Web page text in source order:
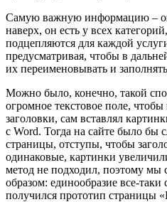
Самую важную информацию –
наверх, он есть у всех
подцепляются для каждой
предусматривая, чтобы в
их переименовывать и
Можно было, конечно, такой
огромное текстовое поле,
заголовки, сам вставлял
с Word. Тогда на сайте было бы
страницы, отступы, чтобы
одинаковые, картинки
метод не подходил, поэтому мы
образом: единообразие все-
получился прототип страницы